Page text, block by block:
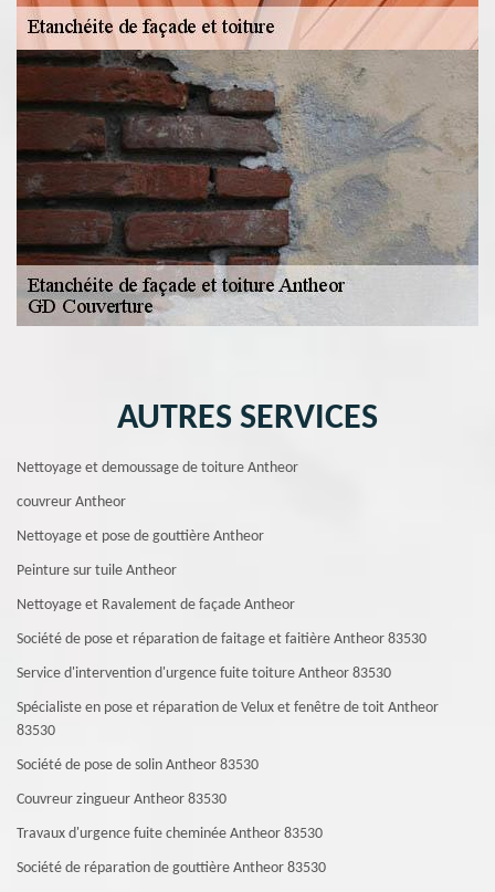
AUTRES SERVICES
Nettoyage et demoussage de toiture Antheor
couvreur Antheor
Nettoyage et pose de gouttière Antheor
Peinture sur tuile Antheor
Nettoyage et Ravalement de façade Antheor
Société de pose et réparation de faitage et faitière Antheor 83530
Service d'intervention d'urgence fuite toiture Antheor 83530
Spécialiste en pose et réparation de Velux et fenêtre de toit Antheor
83530
Société de pose de solin Antheor 83530
Couvreur zingueur Antheor 83530
Travaux d'urgence fuite cheminée Antheor 83530
Société de réparation de gouttière Antheor 83530